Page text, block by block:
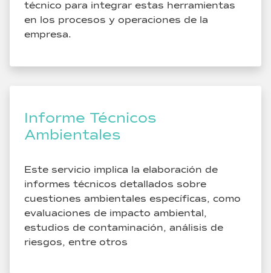
técnico para integrar estas herramientas
en los procesos y operaciones de la
empresa.
Informe Técnicos
Ambientales
Este servicio implica la elaboración de
informes técnicos detallados sobre
cuestiones ambientales específicas, como
evaluaciones de impacto ambiental,
estudios de contaminación, análisis de
riesgos, entre otros